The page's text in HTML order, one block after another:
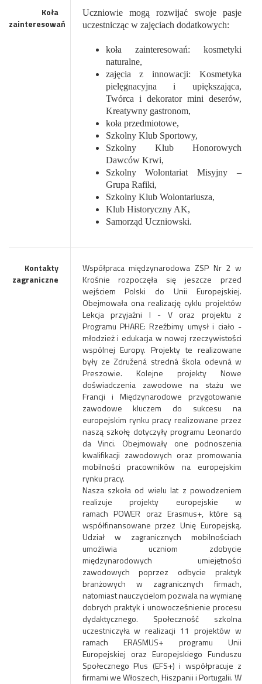
Koła
zainteresowań
Uczniowie mogą rozwijać swoje pasje
uczestnicząc w zajęciach dodatkowych:
koła zainteresowań: kosmetyki
naturalne,
zajęcia z innowacji: Kosmetyka
pielęgnacyjna i upiększająca,
Twórca i dekorator mini deserów,
Kreatywny gastronom,
koła przedmiotowe,
Szkolny Klub Sportowy,
Szkolny Klub Honorowych
Dawców Krwi,
Szkolny Wolontariat Misyjny –
Grupa Rafiki,
Szkolny Klub Wolontariusza,
Klub Historyczny AK,
Samorząd Uczniowski.
Kontakty
zagraniczne
Współpraca międzynarodowa ZSP Nr 2 w
Krośnie rozpoczęła się jeszcze przed
wejściem Polski do Unii Europejskiej.
Obejmowała ona realizację cyklu projektów
Lekcja przyjaźni I - V oraz projektu z
Programu PHARE: Rzeźbimy umysł i ciało -
młodzież i edukacja w nowej rzeczywistości
wspólnej Europy. Projekty te realizowane
były ze Združená stredná škola odevná w
Preszowie. Kolejne projekty Nowe
doświadczenia zawodowe na stażu we
Francji i Międzynarodowe przygotowanie
zawodowe kluczem do sukcesu na
europejskim rynku pracy realizowane przez
naszą szkołę dotyczyły programu Leonardo
da Vinci. Obejmowały one podnoszenia
kwalifikacji zawodowych oraz promowania
mobilności pracownikówna europejskim
rynku pracy.
Nasza szkoła od wielu lat z powodzeniem
realizuje projekty europejskie w
ramach POWER oraz Erasmus+, które są
współfinansowane przez Unię Europejską.
Udział w zagranicznych mobilnościach
umożliwia uczniom zdobycie
międzynarodowych umiejętności
zawodowych poprzez odbycie praktyk
branżowych w zagranicznych firmach,
natomiast nauczycielom pozwala na wymianę
dobrych praktyk i unowocześnienie procesu
dydaktycznego. Społeczność szkolna
uczestniczyła w realizacji 11 projektów w
ramach ERASMUS+ programu Unii
Europejskiej oraz Europejskiego Funduszu
Społecznego Plus (EFS+) i współpracuje z
firmami we Włoszech, Hiszpanii i Portugalii. W